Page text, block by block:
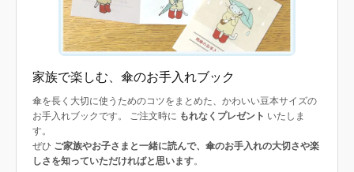
家族で楽しむ、傘のお手入れブック
傘を長く大切に使うためのコツをまとめた、かわいい豆本サイズの
お手入れブックです。 ご注文時に もれなくプレゼント いたしま
す。
ぜひ ご家族やお子さまと一緒に読んで、傘のお手入れの大切さや楽
しさを知っていただければと思います。